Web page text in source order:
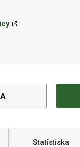
Statistiska
S som
Ett
att spela
Kategori